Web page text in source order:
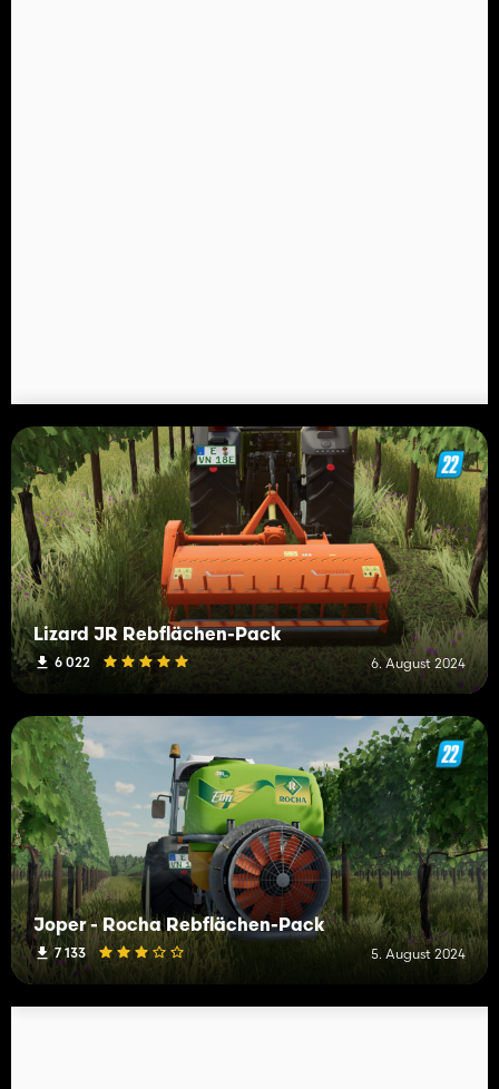
Lizard JR Rebflächen-Pack
6 022 6. August 2024
Joper - Rocha Rebflächen-Pack
7 133 5. August 2024